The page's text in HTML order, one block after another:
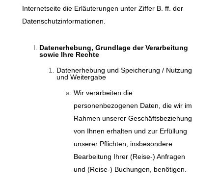
Internetseite die Erläuterungen unter Ziffer B. ff. der
Datenschutzinformationen.
Datenerhebung, Grundlage der Verarbeitung
sowie Ihre Rechte
Datenerhebung und Speicherung / Nutzung
und Weitergabe
Wir verarbeiten die
personenbezogenen Daten, die wir im
Rahmen unserer Geschäftsbeziehung
von Ihnen erhalten und zur Erfüllung
unserer Pflichten, insbesondere
Bearbeitung Ihrer (Reise-) Anfragen
und (Reise-) Buchungen, benötigen.